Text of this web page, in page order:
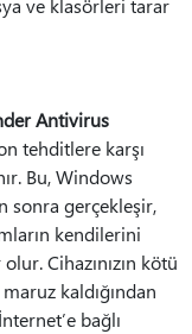
ve klasörleri tarar
Antivirus
tehditlere karşı
Bu, Windows
sonra gerçekleşir,
kendilerini
Cihazınızın kötü
kaldığından
bağlı